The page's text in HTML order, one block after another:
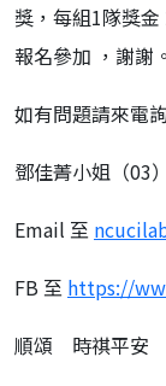
獎，每組1隊獎
報名參加 ，謝謝。
如有問題請來電
鄧佳菁小姐（03
Email 至
FB 至 https://
順頌 時祺平安